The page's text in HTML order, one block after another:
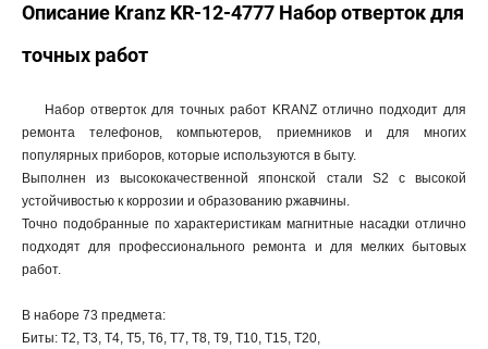
Описание Kranz KR-12-4777 Набор отверток для
точных работ
Набор отверток для точных работ KRANZ отлично подходит для
ремонта телефонов, компьютеров, приемников и для многих
популярных приборов, которые используются в быту.
Выполнен из высококачественной японской стали S2 с высокой
устойчивостью к коррозии и образованию ржавчины.
Точно подобранные по характеристикам магнитные насадки отлично
подходят для профессионального ремонта и для мелких бытовых
работ.
В наборе 73 предмета:
Биты: T2, T3, T4, T5, T6, T7, T8, T9, T10, T15, T20,